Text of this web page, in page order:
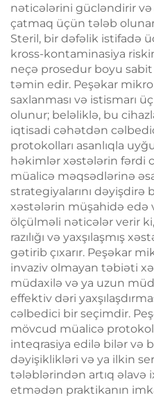
nəticələrini gücləndirir
çatmaq üçün tələb olunan
Steril, bir dəfəlik istifadə
kross-kontaminasiya
neçə prosedur boyu
təmin edir. Peşəkar
saxlanması və istismarı
olunur; beləliklə, bu
iqtisadi cəhətdən
protokolları asanlıqla
həkimlər xəstələrin fərdi
müalicə məqsədlərinə
strategiyalarını dəyişdirə
xəstələrin müşahidə edə
ölçülməli nəticələr verir
razılığı və yaxşılaşmış
gətirib çıxarır. Peşəkar
invaziv olmayan təbiəti
müdaxilə və ya uzun
effektiv dəri
cəlbedici bir seçimdir.
mövcud müalicə
inteqrasiya edilə bilər və
dəyişiklikləri və ya ilkin
tələblərindən artıq əlavə
etmədən praktikanın